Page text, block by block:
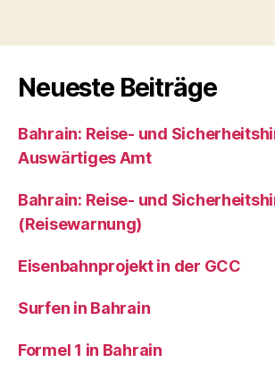
Neueste Beiträge
Bahrain: Reise- und
Auswärtiges Amt
Bahrain: Reise- und
(Reisewarnung)
Eisenbahnprojekt in der GCC
Surfen in Bahrain
Formel 1 in Bahrain